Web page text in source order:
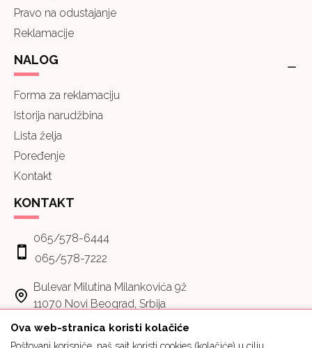
Pravo na odustajanje
Reklamacije
NALOG
Forma za reklamaciju
Istorija narudžbina
Lista želja
Poređenje
Kontakt
KONTAKT
065/578-6444
065/578-7222
Bulevar Milutina Milankovića 9ž
11070 Novi Beograd, Srbija
Ova web-stranica koristi kolačiće